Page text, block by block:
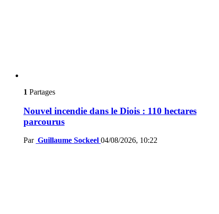
1 Partages
Nouvel incendie dans le Diois : 110 hectares
parcourus
Par Guillaume Sockeel 04/08/2026, 10:22